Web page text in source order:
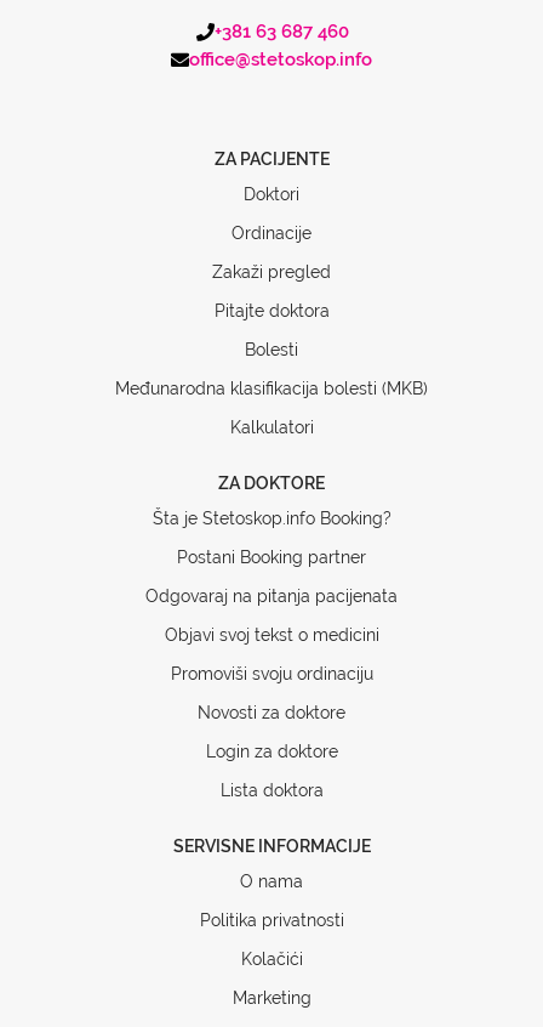
+381 63 687 460
office@stetoskop.info
ZA PACIJENTE
Doktori
Ordinacije
Zakaži pregled
Pitajte doktora
Bolesti
Međunarodna klasifikacija bolesti (MKB)
Kalkulatori
ZA DOKTORE
Šta je Stetoskop.info Booking?
Postani Booking partner
Odgovaraj na pitanja pacijenata
Objavi svoj tekst o medicini
Promoviši svoju ordinaciju
Novosti za doktore
Login za doktore
Lista doktora
SERVISNE INFORMACIJE
O nama
Politika privatnosti
Kolačići
Marketing